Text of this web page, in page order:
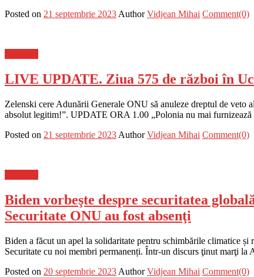
Posted on 21 septembrie 2023 Author Vidjean Mihai Comment(0)
LIVE UPDATE. Ziua 575 de război în
Zelenski cere Adunării Generale ONU să anuleze dreptul de veto
absolut legitim!”. UPDATE ORA 1.00 „Polonia nu mai
Posted on 21 septembrie 2023 Author Vidjean Mihai Comment(0)
Biden vorbeşte despre securitatea
Securitate ONU au fost absenţi
Biden a făcut un apel la solidaritate pentru schimbările climatice
Securitate cu noi membri permanenți. Într-un discurs ţinut marţi
Posted on 20 septembrie 2023 Author Vidjean Mihai Comment(0)